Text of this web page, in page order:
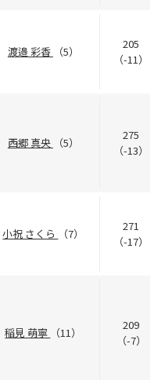
渡邉 彩香 （5）
205
（-11）
西郷 真央 （5）
275
（-13）
小祝 さくら （7）
271
（-17）
稲見 萌寧 （11）
209
（-7）